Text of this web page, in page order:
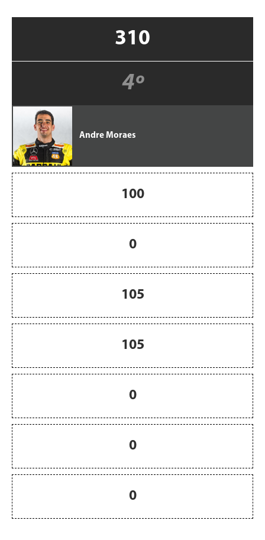
310
4º
Andre Moraes
100
0
105
105
0
0
0